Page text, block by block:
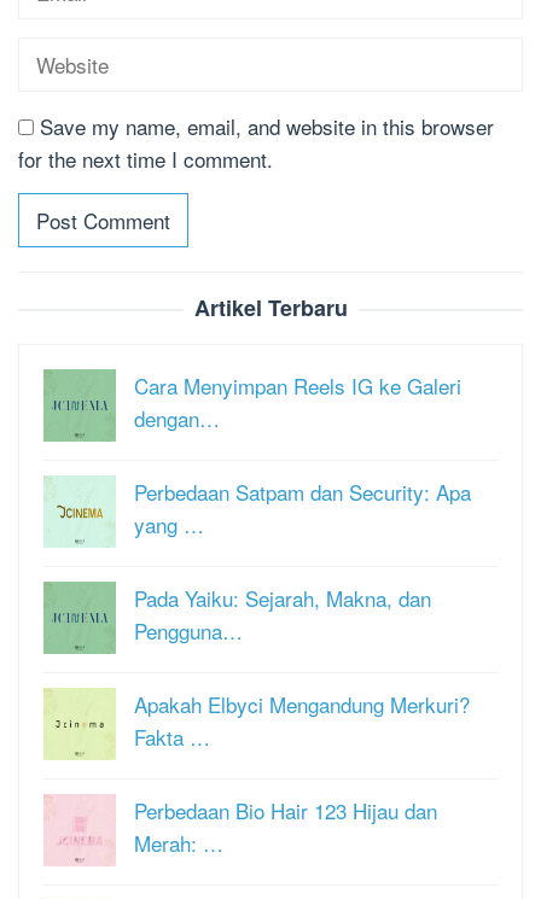
Save my name, email, and website in this browser
for the next time I comment.
Artikel Terbaru
Cara Menyimpan Reels IG ke Galeri
dengan…
Perbedaan Satpam dan Security: Apa
yang …
Pada Yaiku: Sejarah, Makna, dan
Pengguna…
Apakah Elbyci Mengandung Merkuri?
Fakta …
Perbedaan Bio Hair 123 Hijau dan
Merah: …